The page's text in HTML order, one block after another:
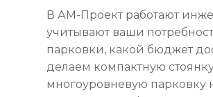
В АМ-Проект работают
учитывают ваши
парковки, какой бюджет
делаем компактную
многоуровневую парковку